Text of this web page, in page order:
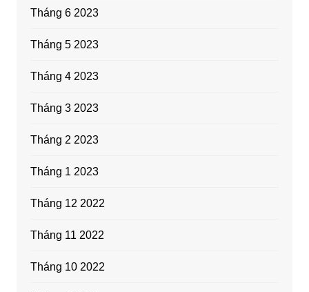
Tháng 6 2023
Tháng 5 2023
Tháng 4 2023
Tháng 3 2023
Tháng 2 2023
Tháng 1 2023
Tháng 12 2022
Tháng 11 2022
Tháng 10 2022